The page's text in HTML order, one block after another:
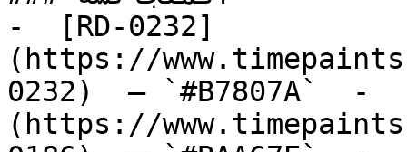
-  [RD-0232]
(https://
0232)  — `#B7807A`  -
(https://